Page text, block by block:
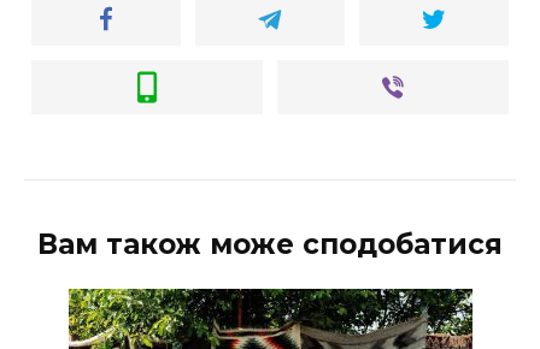
Вам також може сподобатися